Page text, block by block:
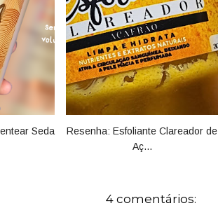
Seda
Resenha: Esfoliante Clareador de
Aç...
4 comentários: